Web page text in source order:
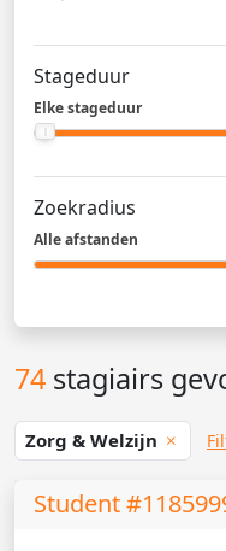
Stageduur
Elke stageduur
Zoekradius
Alle afstanden
74 stagiairs
Zorg & Welzijn
Student